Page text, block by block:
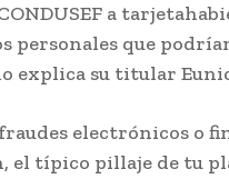
a
personales que
explica su titular
electrónicos o
el típico pillaje de tu